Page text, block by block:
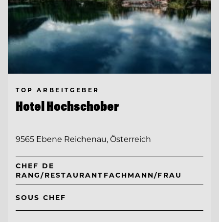
TOP ARBEITGEBER
Hotel Hochschober
9565 Ebene Reichenau, Österreich
CHEF DE
RANG/RESTAURANTFACHMANN/FRAU
SOUS CHEF